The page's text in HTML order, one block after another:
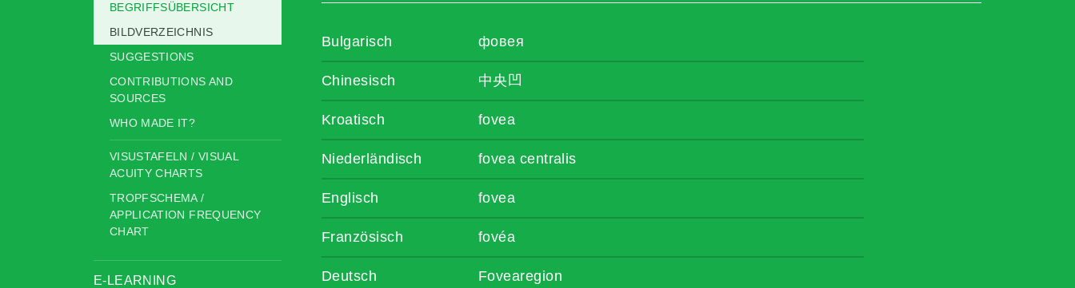
BEGRIFFSÜBERSICHT
BILDVERZEICHNIS
SUGGESTIONS
CONTRIBUTIONS AND
SOURCES
WHO MADE IT?
VISUSTAFELN / VISUAL
ACUITY CHARTS
TROPFSCHEMA /
APPLICATION FREQUENCY
CHART
E-LEARNING
Bulgarisch фовея
Chinesisch 中央凹
Kroatisch fovea
Niederländisch fovea centralis
Englisch fovea
Französisch fovéa
Deutsch Fovearegion